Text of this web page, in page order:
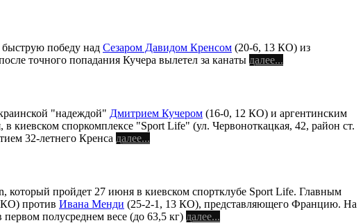
победу над Сезаром Давидом Кренсом (20-6, 13 КО) из
точного попадания Кучера вылетел за канаты далее...
"надеждой" Дмитрием Кучером (16-0, 12 КО) и аргентинским
киевском споркомплексе "Sport Life" (ул. Червоноткацкая, 42, район ст.
32-летнего Кренса далее...
который пройдет 27 июня в киевском спортклубе Sport Life. Главным
против Ивана Менди (25-2-1, 13 КО), представляющего Францию. На
полусреднем весе (до 63,5 кг) далее...